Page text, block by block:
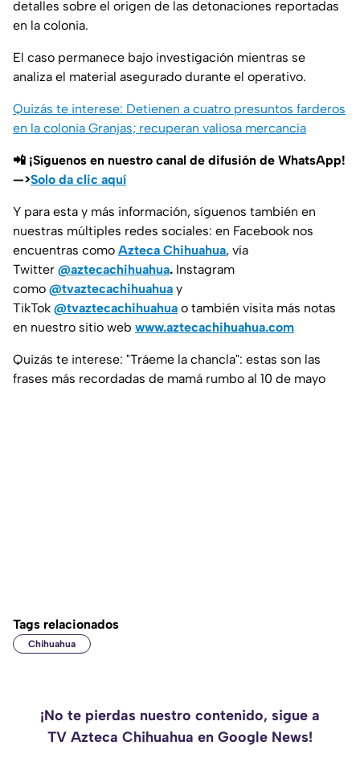
detalles sobre el origen de las detonaciones reportadas
en la colonia.
El caso permanece bajo investigación mientras se
analiza el material asegurado durante el operativo.
Quizás te interese: Detienen a cuatro presuntos farderos
en la colonia Granjas; recuperan valiosa mercancía
📲 ¡Síguenos en nuestro canal de difusión de WhatsApp!
—>Solo da clic aquí
Y para esta y más información, síguenos también en
nuestras múltiples redes sociales: en Facebook nos
encuentras como Azteca Chihuahua, vía
Twitter @aztecachihuahua. Instagram
como @tvaztecachihuahua y
TikTok @tvaztecachihuahua o también visita más notas
en nuestro sitio web www.aztecachihuahua.com
Quizás te interese: "Tráeme la chancla": estas son las
frases más recordadas de mamá rumbo al 10 de mayo
Tags relacionados
Chihuahua
¡No te pierdas nuestro contenido, sigue a
TV Azteca Chihuahua en Google News!